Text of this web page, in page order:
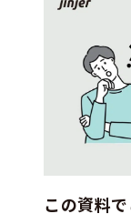
この資料